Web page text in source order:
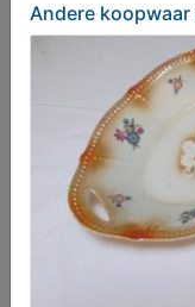
€ 30,00
Andere koopwaar